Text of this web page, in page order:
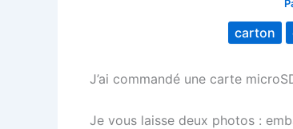
carton
J’ai commandé une carte
Je vous laisse deux photos :